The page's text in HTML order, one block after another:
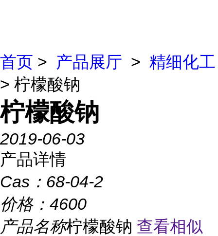
首页 > 产品展厅 > 精细化工
> 柠檬酸钠
柠檬酸钠
2019-06-03
产品详情
Cas： 68-04-2
价格： 4600
产品名称柠檬酸钠 查看相似